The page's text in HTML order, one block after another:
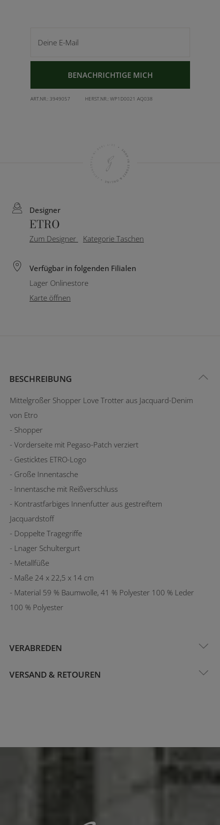
BENACHRICHTIGE MICH
ART.NR.: 3949057 HERST.NR.: WP1D0021 AQ038
Designer
ETRO
Zum Designer Kategorie Taschen
Verfügbar in folgenden Filialen
Lager Onlinestore
Karte öffnen
BESCHREIBUNG
Mittelgroßer Shopper Love Trotter aus Jacquard-Denim
von Etro
- Shopper
- Vorderseite mit Pegaso-Patch verziert
- Gesticktes ETRO-Logo
- Große Innentasche
- Innentasche mit Reißverschluss
- Kontrastfarbiges Innenfutter aus gestreiftem
Jacquardstoff
- Doppelte Tragegriffe
- Lnager Schultergurt
- Metallfüße
- Maße 24 x 22,5 x 14 cm
- Material 59 % Baumwolle, 41 % Polyester 100 % Leder
100 % Polyester
VERABREDEN
VERSAND & RETOUREN